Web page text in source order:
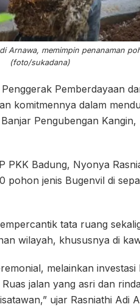
Arnawa, memimpin penanaman
(foto/sukadana)
Pemberdayaan
komitmennya dalam
Pengubengan
PKK Badung, Nyonya
pohon jenis Bugenvil di
tata ruang
wilayah, khususnya di
melainkan
jalan yang asri dan
ujar Rasniathi Adi